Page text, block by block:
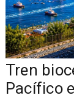
Tren
Pacífico